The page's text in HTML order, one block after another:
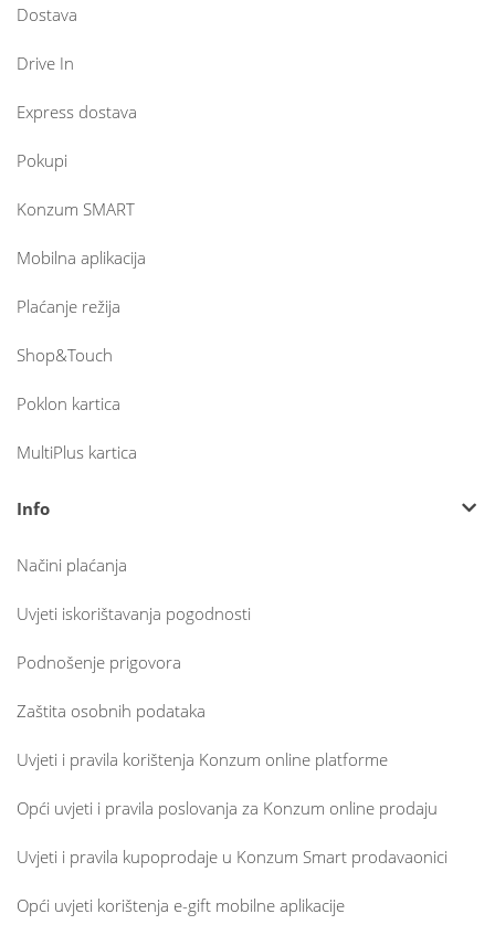
Dostava
Drive In
Express dostava
Pokupi
Konzum SMART
Mobilna aplikacija
Plaćanje režija
Shop&Touch
Poklon kartica
MultiPlus kartica
Info
Načini plaćanja
Uvjeti iskorištavanja pogodnosti
Podnošenje prigovora
Zaštita osobnih podataka
Uvjeti i pravila korištenja Konzum online platforme
Opći uvjeti i pravila poslovanja za Konzum online prodaju
Uvjeti i pravila kupoprodaje u Konzum Smart prodavaonici
Opći uvjeti korištenja e-gift mobilne aplikacije